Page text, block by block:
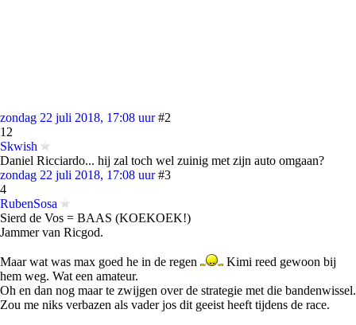
zondag 22 juli 2018, 17:08 uur #2
12
Skwish
Daniel Ricciardo... hij zal toch wel zuinig met zijn auto omgaan?
zondag 22 juli 2018, 17:08 uur #3
4
RubenSosa
Sierd de Vos = BAAS (KOEKOEK!)
Jammer van Ricgod.
Maar wat was max goed he in de regen
Kimi reed gewoon bij
hem weg. Wat een amateur.
Oh en dan nog maar te zwijgen over de strategie met die bandenwissel.
Zou me niks verbazen als vader jos dit geeist heeft tijdens de race.